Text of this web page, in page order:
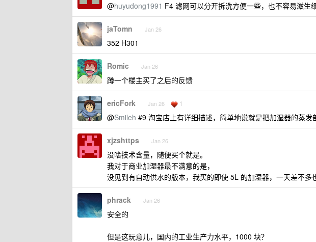
@huyudong1991 F4 滤网可以分开拆洗方便一些，也不容易滋生细
jaTomn Jan 26
352 H301
Romic Jan 26
蹲一个楼主买了之后的反馈
ericFork Jan 26 1
@Smileh #9 淘宝店上有详细描述，简单地说就是把加湿器的蒸发
xjzshttps Jan 26
没啥技术含量，随便买个就是。
我对于商业加湿器最不满意的是，
没见到有自动供水的版本，我买的即使 5L 的加湿器，一天差不多
phrack Jan 26
安全的
但是这玩意儿，国内的工业生产力水平，1000 块？